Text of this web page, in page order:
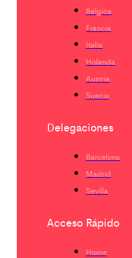
Bélgica
Francia
Italia
Holanda
Austria
Suecia
Delegaciones
Barcelona
Madrid
Sevilla
Acceso Rápido
Home